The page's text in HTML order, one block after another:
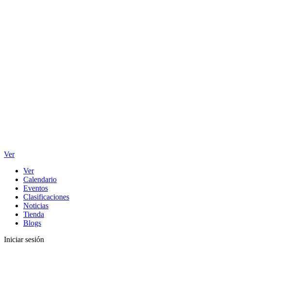
Ver
Ver
Calendario
Eventos
Clasificaciones
Noticias
Tienda
Blogs
Iniciar sesión